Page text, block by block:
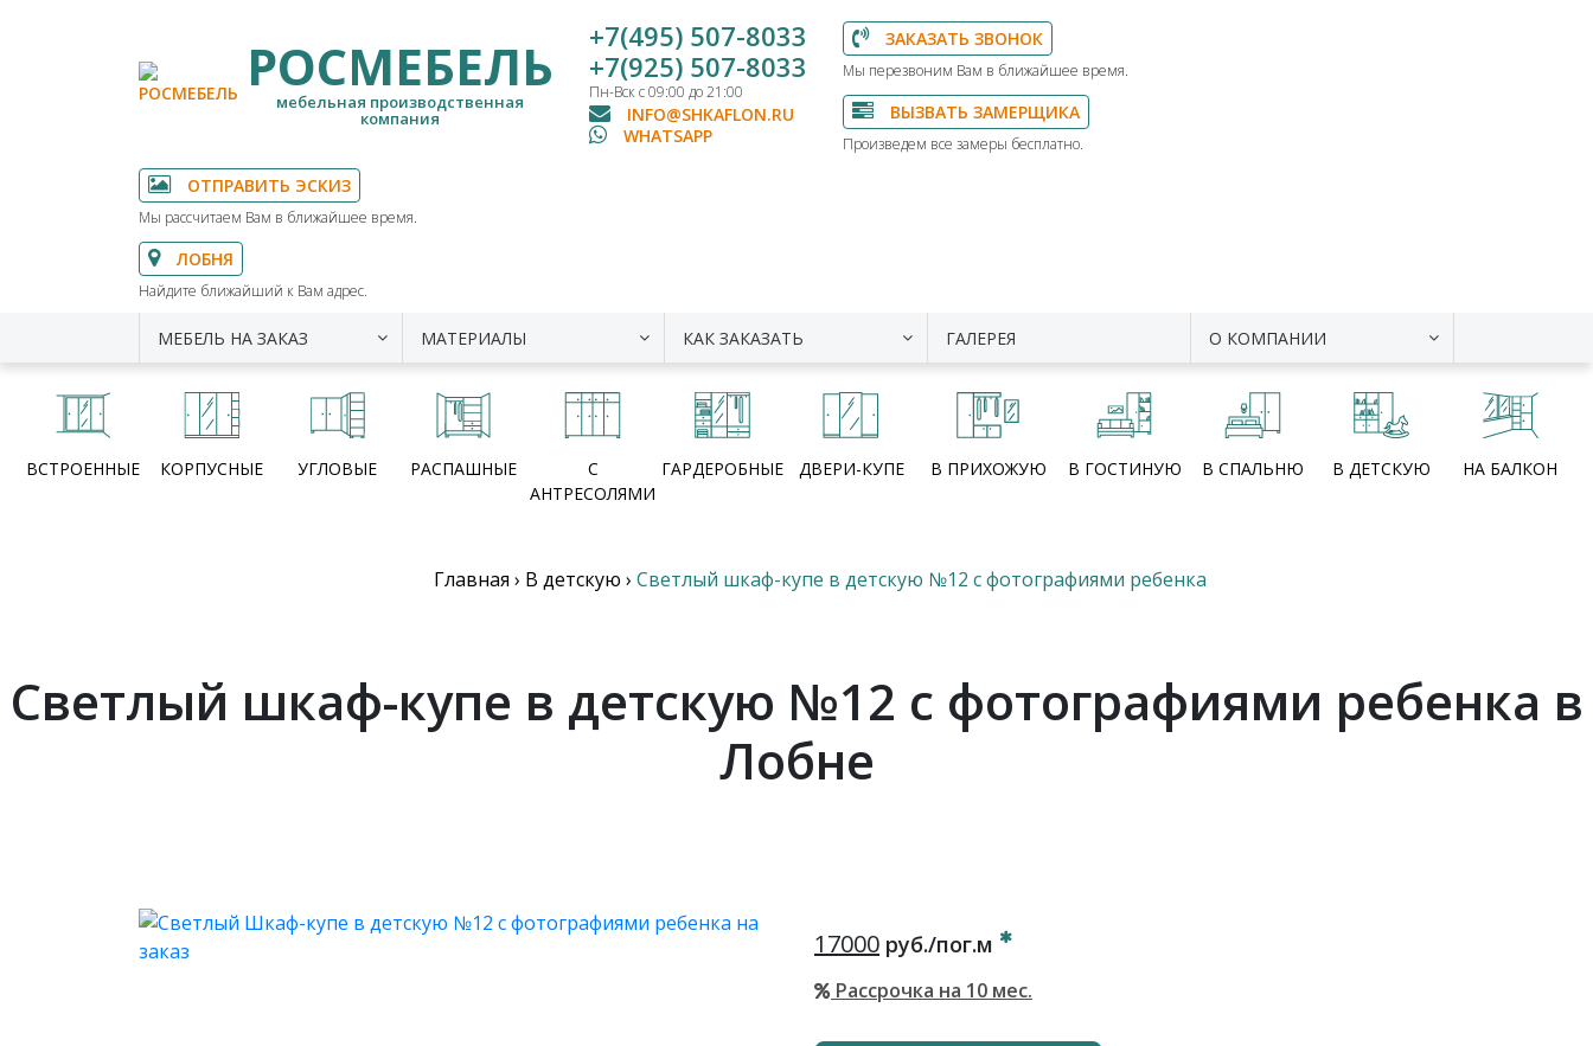
РОСМЕБЕЛЬ
мебельная производственная
компания
+7(495) 507-8033
+7(925) 507-8033
Пн-Вск с 09:00 до 21:00
INFO@SHKAFLON.RU
WHATSAPP
ЗАКАЗАТЬ ЗВОНОК
Мы перезвоним Вам в ближайшее время.
ВЫЗВАТЬ ЗАМЕРЩИКА
Произведем все замеры бесплатно.
ОТПРАВИТЬ ЭСКИЗ
Мы рассчитаем Вам в ближайшее время.
ЛОБНЯ
Найдите ближайший к Вам адрес.
МЕБЕЛЬ НА ЗАКАЗ МАТЕРИАЛЫ КАК ЗАКАЗАТЬ ГАЛЕРЕЯ О КОМПАНИИ
ВСТРОЕННЫЕ КОРПУСНЫЕ УГЛОВЫЕ РАСПАШНЫЕ
С
АНТРЕСОЛЯМИ
ГАРДЕРОБНЫЕ ДВЕРИ-КУПЕ В ПРИХОЖУЮ В ГОСТИНУЮ В СПАЛЬНЮ В ДЕТСКУЮ НА БАЛКОН
Главная › В детскую › Светлый шкаф-купе в детскую №12 с фотографиями ребенка
Светлый шкаф-купе в детскую №12 с фотографиями ребенка в
Лобне
17000 руб./пог.м
Рассрочка на 10 мес.